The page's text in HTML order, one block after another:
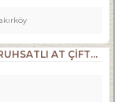
SILIVRI ORTAKÖYDE FAAL RUHSATLI AT ÇIFTLIĞI,35.209M2 TATILKÖYÜ